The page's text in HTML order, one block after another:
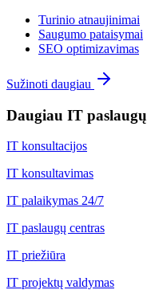
Turinio atnaujinimai
Saugumo pataisymai
SEO optimizavimas
Sužinoti daugiau
Daugiau IT paslaugų
IT konsultacijos
IT konsultavimas
IT palaikymas 24/7
IT paslaugų centras
IT priežiūra
IT projektų valdymas